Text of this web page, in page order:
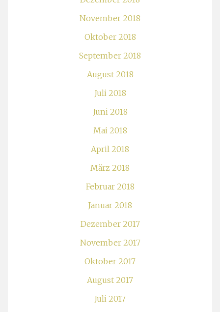
November 2018
Oktober 2018
September 2018
August 2018
Juli 2018
Juni 2018
Mai 2018
April 2018
März 2018
Februar 2018
Januar 2018
Dezember 2017
November 2017
Oktober 2017
August 2017
Juli 2017